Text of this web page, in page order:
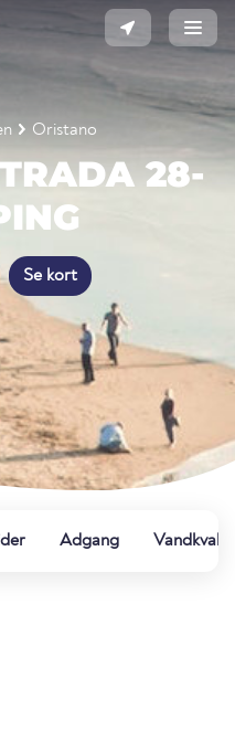
Oristano
28-
Se kort
Adgang